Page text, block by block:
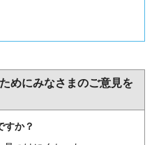
めにみなさまのご意見を
すか？